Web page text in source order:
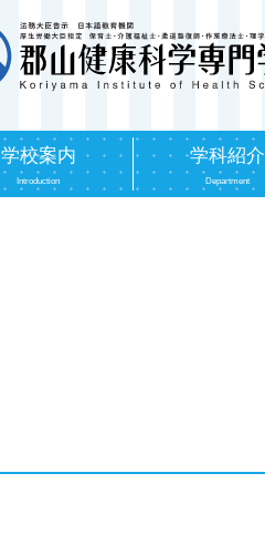
学校案内
Introduction
学科紹介
Department